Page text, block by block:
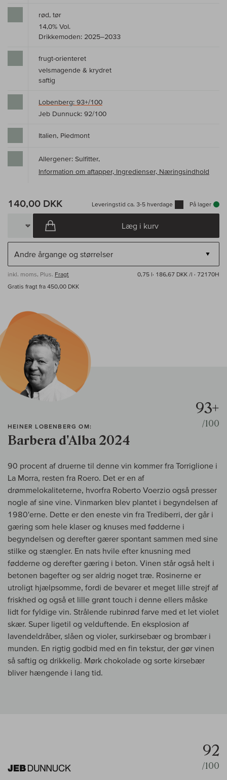
rød, tør
14,0% Vol.
Drikkemoden: 2025–2033
frugt-orienteret
velsmagende & krydret
saftig
Lobenberg: 93+/100
Jeb Dunnuck: 92/100
Italien, Piedmont
Allergener: Sulfitter,
Information om aftapper, Ingredienser, Næringsindhold
140,00 DKK Leveringstid ca. 3-5 hverdage På lager
Læg i kurv
inkl. moms, Plus. Fragt 0,75 l· 186,67 DKK /l · 72170H
Gratis fragt fra 450,00 DKK
HEINER LOBENBERG OM:
Barbera d'Alba 2024
93+
/100
90 procent af druerne til denne vin kommer fra Torriglione i
La Morra, resten fra Roero. Det er en af
drømmelokaliteterne, hvorfra Roberto Voerzio også presser
nogle af sine vine. Vinmarken blev plantet i begyndelsen af
1980'erne. Dette er den eneste vin fra Trediberri, der går i
gæring som hele klaser og knuses med fødderne i
begyndelsen og derefter gærer spontant sammen med sine
stilke og stængler. En nats hvile efter knusning med
fødderne og derefter gæring i beton. Vinen står også helt i
betonen bagefter og ser aldrig noget træ. Rosinerne er
utroligt hjælpsomme, fordi de bevarer et meget lille strejf af
friskhed og også et lille grønt touch i denne ellers måske
lidt for fyldige vin. Strålende rubinrød farve med et let violet
skær. Super ligetil og velduftende. En eksplosion af
lavendeldråber, slåen og violer, surkirsebær og brombær i
munden. En rigtig godbid med en fin tekstur, der gør vinen
så saftig og drikkelig. Mørk chokolade og sorte kirsebær
bliver hængende i lang tid.
92
/100